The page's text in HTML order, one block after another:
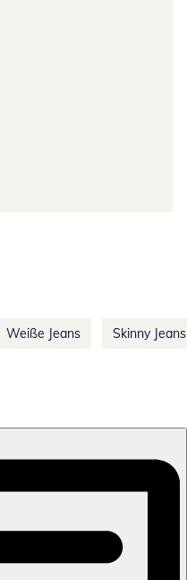
Weiße Jeans Skinny Jeans